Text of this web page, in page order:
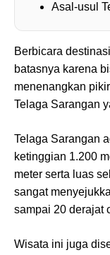
Asal-usul
Berbicara
batasnya karena
menenangkan
Telaga Sarangan
Telaga Sarangan
ketinggian 1.200
meter serta luas
sangat
sampai 20 derajat
Wisata ini juga